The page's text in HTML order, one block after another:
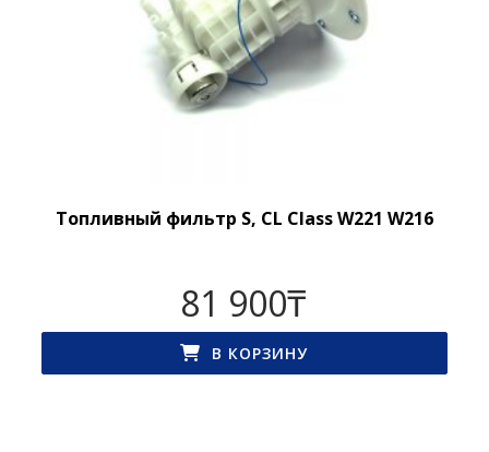
Топливный фильтр S, CL Class W221 W216
81 900₸
В КОРЗИНУ